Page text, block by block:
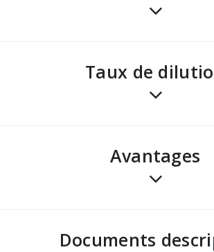
taux de
avantages
Documents